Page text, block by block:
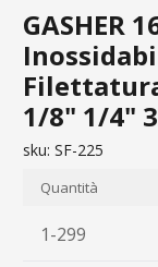
GASHER
1/8" 1/4"
sku: SF-225
Quantità
1-299